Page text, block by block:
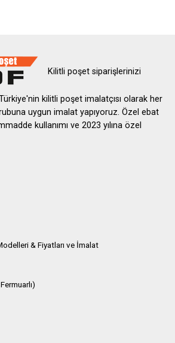
Kilitli poşet siparişlerinizi
kilitli poşet imalatçısı olarak her
uygun imalat yapıyoruz. Özel ebat
kullanımı ve 2023 yılına özel
& Fiyatları ve İmalat